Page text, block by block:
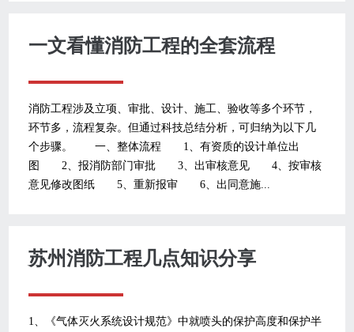
一文看懂消防工程的全套流程
消防工程涉及立项、审批、设计、施工、验收等多个环节，
环节多，流程复杂。但通过科技总结分析，可归纳为以下几
个步骤。 一、整体流程 1、有资质的设计单位出
图 2、报消防部门审批 3、出审核意见 4、按审核
意见修改图纸 5、重新报审 6、出同意施...
苏州消防工程几点知识分享
1、《气体灭火系统设计规范》中就喷头的保护高度和保护半